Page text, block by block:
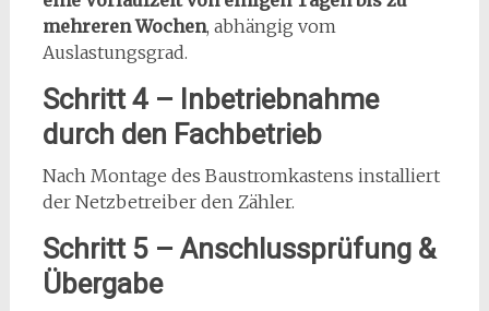
mehreren Wochen, abhängig vom
Auslastungsgrad.
Schritt 4 – Inbetriebnahme
durch den Fachbetrieb
Nach Montage des Baustromkastens installiert
der Netzbetreiber den Zähler.
Schritt 5 – Anschlussprüfung &
Übergabe